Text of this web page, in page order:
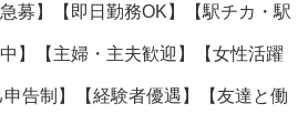
募】【即日勤務OK】【駅チカ・駅
】【主婦・主夫歓迎】【女性活躍
告制】【経験者優遇】【友達と働